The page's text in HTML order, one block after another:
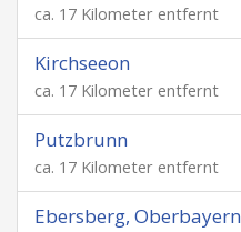
ca. 17 Kilometer entfernt
Kirchseeon
ca. 17 Kilometer entfernt
Putzbrunn
ca. 17 Kilometer entfernt
Ebersberg, Oberbayern